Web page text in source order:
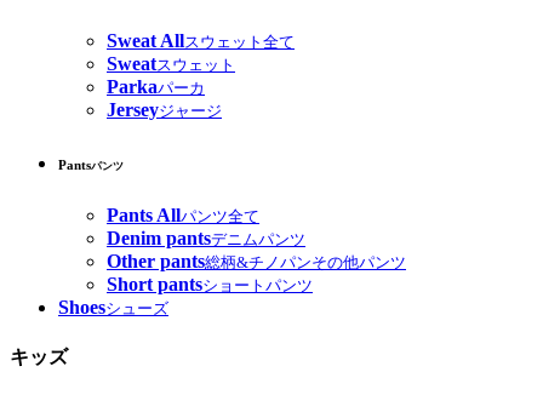
Sweat Allスウェット全て
Sweatスウェット
Parkaパーカ
Jerseyジャージ
Pantsパンツ
Pants Allパンツ全て
Denim pantsデニムパンツ
Other pants総柄&チノパンその他パンツ
Short pantsショートパンツ
Shoesシューズ
キッズ